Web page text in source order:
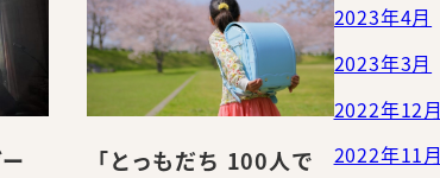
「とっもだち 100人で
2023年4月
2023年3月
2022年12月
2022年11月